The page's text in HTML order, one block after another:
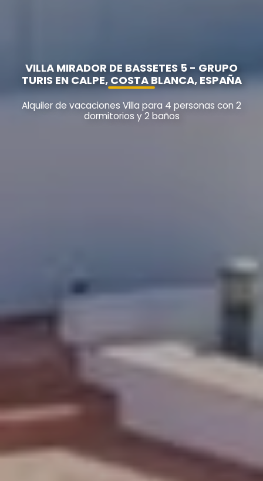
VILLA MIRADOR DE BASSETES 5 - GRUPO
TURIS EN CALPE, COSTA BLANCA, ESPAÑA
Alquiler de vacaciones Villa para 4 personas con 2
dormitorios y 2 baños